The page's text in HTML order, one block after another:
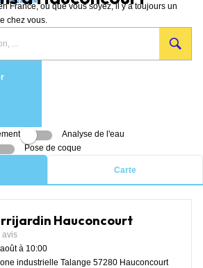
France, où que vous soyez, il y a toujours un
chez vous.
Analyse de l'eau
Pose de coque
Carte
Hauconcourt
avis
à 10:00
industrielle Talange 57280 Hauconcourt